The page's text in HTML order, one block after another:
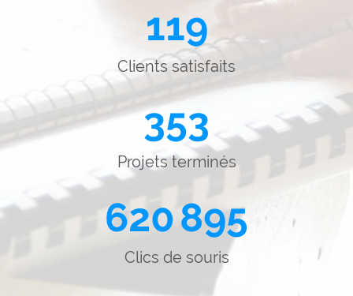
119
Clients satisfaits
353
Projets terminés
620 895
Clics de souris